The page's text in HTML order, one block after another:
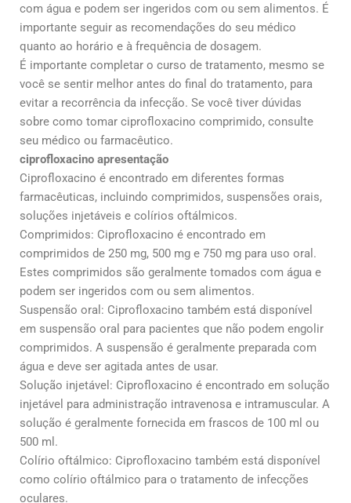
com água e podem ser ingeridos com ou sem alimentos. É
importante seguir as recomendações do seu médico
quanto ao horário e à frequência de dosagem.
É importante completar o curso de tratamento, mesmo se
você se sentir melhor antes do final do tratamento, para
evitar a recorrência da infecção. Se você tiver dúvidas
sobre como tomar ciprofloxacino comprimido, consulte
seu médico ou farmacêutico.
ciprofloxacino apresentação
Ciprofloxacino é encontrado em diferentes formas
farmacêuticas, incluindo comprimidos, suspensões orais,
soluções injetáveis e colírios oftálmicos.
Comprimidos: Ciprofloxacino é encontrado em
comprimidos de 250 mg, 500 mg e 750 mg para uso oral.
Estes comprimidos são geralmente tomados com água e
podem ser ingeridos com ou sem alimentos.
Suspensão oral: Ciprofloxacino também está disponível
em suspensão oral para pacientes que não podem engolir
comprimidos. A suspensão é geralmente preparada com
água e deve ser agitada antes de usar.
Solução injetável: Ciprofloxacino é encontrado em solução
injetável para administração intravenosa e intramuscular. A
solução é geralmente fornecida em frascos de 100 ml ou
500 ml.
Colírio oftálmico: Ciprofloxacino também está disponível
como colírio oftálmico para o tratamento de infecções
oculares.